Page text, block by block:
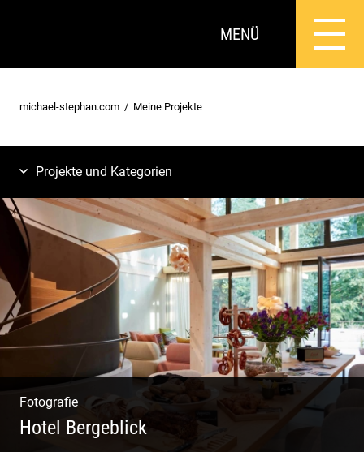
MENÜ
michael-stephan.com Meine Projekte
Projekte und Kategorien
Fotografie
Hotel Bergeblick